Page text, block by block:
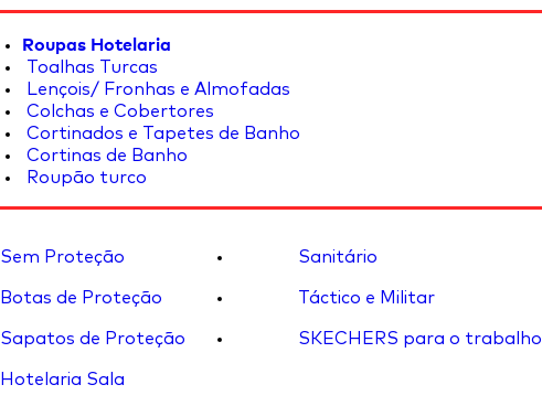
Roupas Hotelaria
Toalhas Turcas
Lençois/ Fronhas e Almofadas
Colchas e Cobertores
Cortinados e Tapetes de Banho
Cortinas de Banho
Roupão turco
Sem Proteção
Botas de Proteção
Sapatos de Proteção
Hotelaria Sala
Sanitário
Táctico e Militar
SKECHERS para o trabalho